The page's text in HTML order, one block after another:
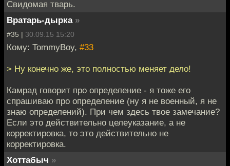
Свидомая тварь.
Вратарь-дырка »
#35 | 30.09.15 15:20
Кому: TommyBoy, #33
> Ну конечно же, это полностью меняет дело!
Камрад говорит про определение - я тоже его
спрашиваю про определение (ну я не военный, я не
знаю определений). При чем здесь твое замечание?
Если это действительно целеуказание, а не
корректировка, то это действительно не
корректировка.
Хоттабыч »